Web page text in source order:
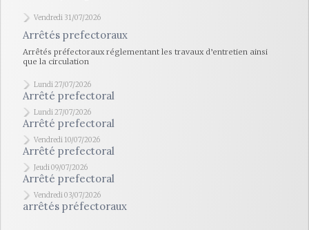
Vendredi 31/07/2026
Arrêtés prefectoraux
Arrêtés préfectoraux réglementant les travaux d’entretien ainsi
que la circulation
Lundi 27/07/2026
Arrêté prefectoral
Lundi 27/07/2026
Arrêté prefectoral
Vendredi 10/07/2026
Arrêté prefectoral
Jeudi 09/07/2026
Arrêté prefectoral
Vendredi 03/07/2026
arrêtés préfectoraux